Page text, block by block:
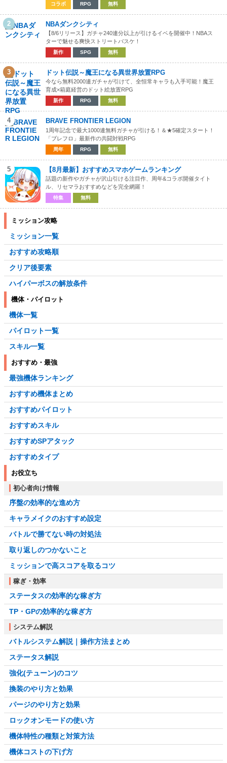
コラボ RPG 無料
2 NBAダンクシティ
【8/6リリース】ガチャ240連分以上が引けるイベを開催中！NBAス
ターで魅せる爽快ストリートバスケ！
新作 SPG 無料
3 ドット伝説～魔王になる異世界放置RPG
今なら無料2000連ガチャが引けて、全恒常キャラも入手可能！魔王
育成×箱庭経営のドット絵放置RPG
新作 RPG 無料
4 BRAVE FRONTIER LEGION
1周年記念で最大1000連無料ガチャが引ける！＆★5確定スタート！
「ブレフロ」最新作の共闘対戦RPG
周年 RPG 無料
5 【8月最新】おすすめスマホゲームランキング
話題の新作やガチャが沢山引ける注目作、周年&コラボ開催タイト
ル、リセマラおすすめなどを完全網羅！
特集 無料
ミッション攻略
ミッション一覧
おすすめ攻略順
クリア後要素
ハイパーボスの解放条件
機体・パイロット
機体一覧
パイロット一覧
スキル一覧
おすすめ・最強
最強機体ランキング
おすすめ機体まとめ
おすすめパイロット
おすすめスキル
おすすめSPアタック
おすすめタイプ
お役立ち
初心者向け情報
序盤の効率的な進め方
キャラメイクのおすすめ設定
バトルで勝てない時の対処法
取り返しのつかないこと
ミッションで高スコアを取るコツ
稼ぎ・効率
ステータスの効率的な稼ぎ方
TP・GPの効率的な稼ぎ方
システム解説
バトルシステム解説｜操作方法まとめ
ステータス解説
強化(テューン)のコツ
換装のやり方と効果
パージのやり方と効果
ロックオンモードの使い方
機体特性の種類と対策方法
機体コストの下げ方